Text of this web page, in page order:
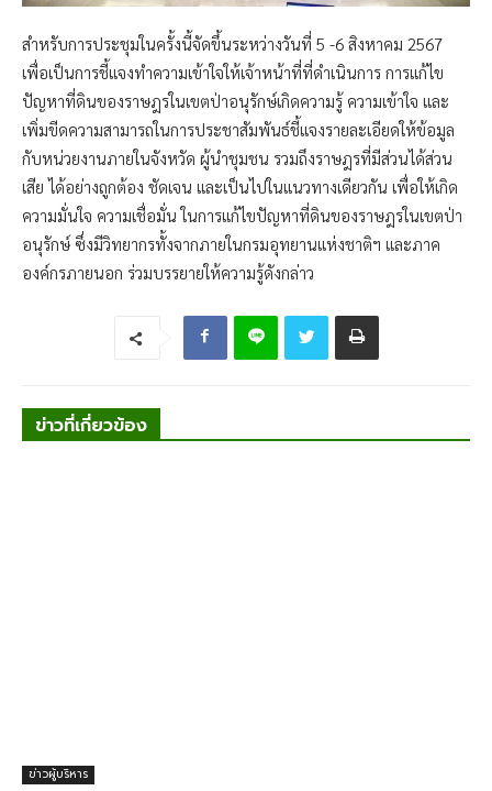
สำหรับการประชุมในครั้งนี้จัดขึ้นระหว่างวันที่ 5 -6 สิงหาคม 2567
เพื่อเป็นการชี้แจงทำความเข้าใจให้เจ้าหน้าที่ที่ดำเนินการ การแก้ไข
ปัญหาที่ดินของราษฎรในเขตป่าอนุรักษ์เกิดความรู้ ความเข้าใจ และ
เพิ่มขีดความสามารถในการประชาสัมพันธ์ชี้แจงรายละเอียดให้ข้อมูล
กับหน่วยงานภายในจังหวัด ผู้นำชุมชน รวมถึงราษฎรที่มีส่วนได้ส่วน
เสีย ได้อย่างถูกต้อง ชัดเจน และเป็นไปในแนวทางเดียวกัน เพื่อให้เกิด
ความมั่นใจ ความเชื่อมั่น ในการแก้ไขปัญหาที่ดินของราษฎรในเขตป่า
อนุรักษ์ ซึ่งมีวิทยากรทั้งจากภายในกรมอุทยานแห่งชาติฯ และภาค
องค์กรภายนอก ร่วมบรรยายให้ความรู้ดังกล่าว
ข่าวที่เกี่ยวข้อง
ข่าวผู้บริหาร